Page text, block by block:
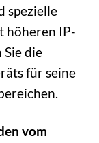
spezielle
höheren IP-
die
für seine
vom